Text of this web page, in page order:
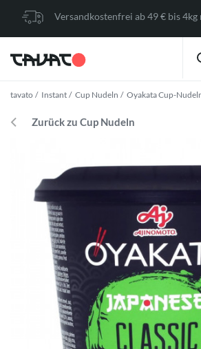
Versandkostenfrei ab 49 € bis
tavato Instant Cup Nudeln Oyakata Cup-
Zurück zu Cup Nudeln